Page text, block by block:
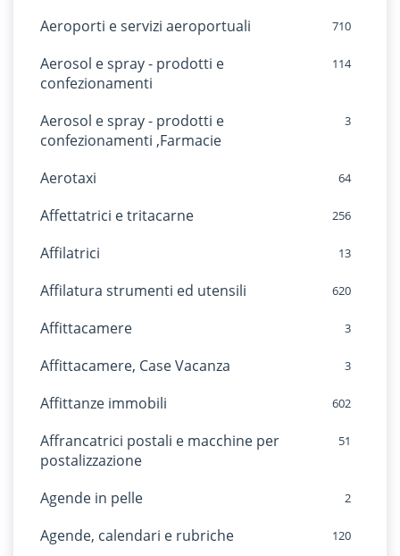
Aeroporti e servizi aeroportuali 710
Aerosol e spray - prodotti e
confezionamenti
114
Aerosol e spray - prodotti e
confezionamenti ,Farmacie
3
Aerotaxi 64
Affettatrici e tritacarne 256
Affilatrici 13
Affilatura strumenti ed utensili 620
Affittacamere 3
Affittacamere, Case Vacanza 3
Affittanze immobili 602
Affrancatrici postali e macchine per
postalizzazione
51
Agende in pelle 2
Agende, calendari e rubriche 120